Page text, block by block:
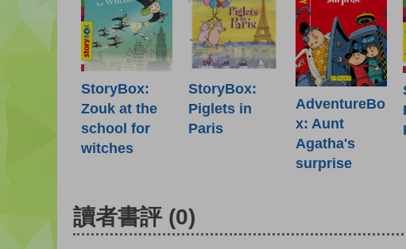
StoryBox:
Zouk at the
school for
witches
StoryBox:
Piglets in
Paris
AdventureBo
x: Aunt
Agatha's
surprise
讀者書評 (0)